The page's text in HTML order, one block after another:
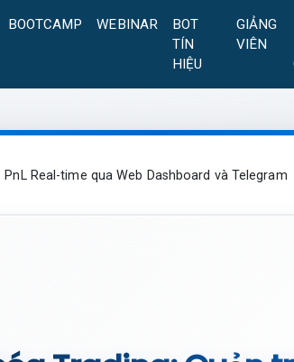
BOOTCAMP WEBINAR
BOT
TÍN
HIỆU
GIẢNG
VIÊN
Real-time qua Web Dashboard và Telegram